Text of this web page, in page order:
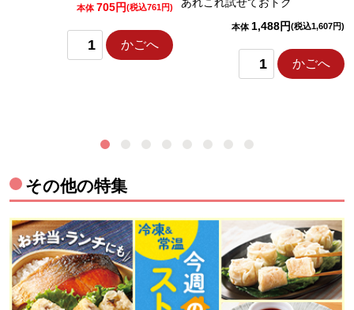
本体 705円(税込761円)
かごへ
本体 1,488円(税込1,607円)
かごへ
その他の特集